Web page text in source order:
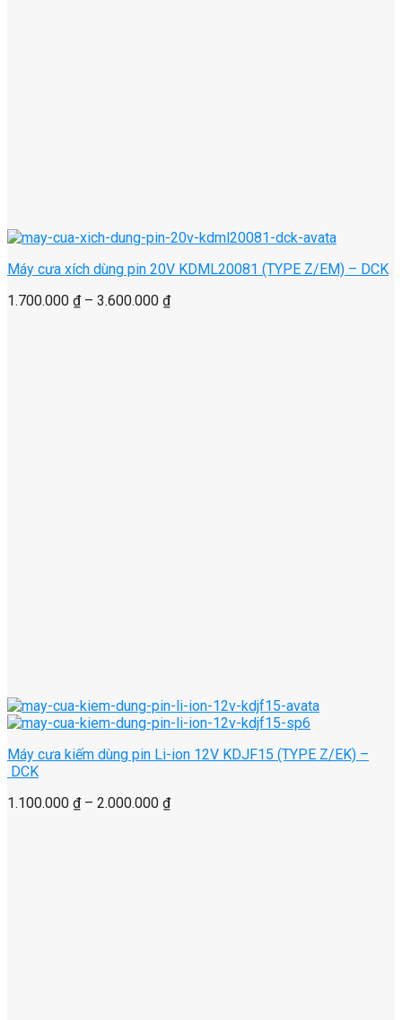
Máy cưa xích dùng pin 20V KDML20081 (TYPE Z/EM) – DCK
1.700.000 ₫– 3.600.000 ₫
Máy cưa kiếm dùng pin Li-ion 12V KDJF15 (TYPE Z/EK) –
DCK
1.100.000 ₫– 2.000.000 ₫